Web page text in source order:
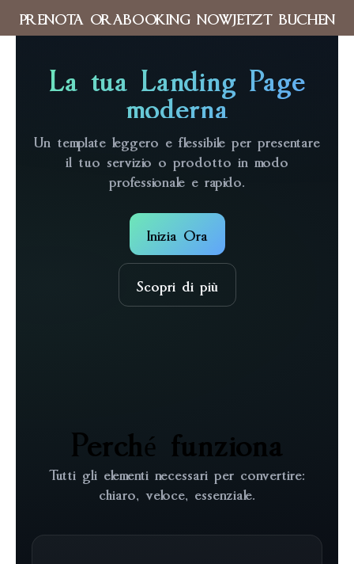
PRENOTA ORA BOOKING NOWJETZT BUCHEN
La tua Landing Page
moderna
Un template leggero e flessibile per presentare
il tuo servizio o prodotto in modo
professionale e rapido.
Inizia Ora
Scopri di più
Perché funziona
Tutti gli elementi necessari per convertire:
chiaro, veloce, essenziale.